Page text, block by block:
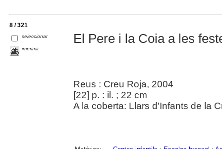
8 / 321
seleccionar
imprimir
El Pere i la Coia a les
Reus : Creu Roja, 2004
[22] p. : il. ; 22 cm
A la coberta: Llars d'Infants de la